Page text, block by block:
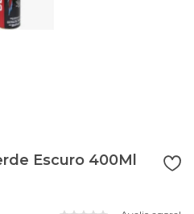
Escuro 400Ml